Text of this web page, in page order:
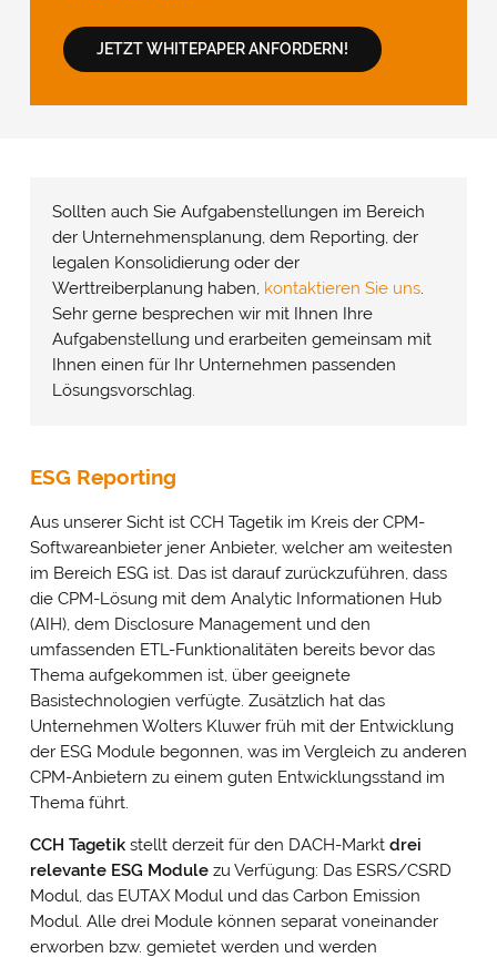
JETZT WHITEPAPER ANFORDERN!
Sollten auch Sie Aufgabenstellungen im Bereich
der Unternehmensplanung, dem Reporting, der
legalen Konsolidierung oder der
Werttreiberplanung haben, kontaktieren Sie uns.
Sehr gerne besprechen wir mit Ihnen Ihre
Aufgabenstellung und erarbeiten gemeinsam mit
Ihnen einen für Ihr Unternehmen passenden
Lösungsvorschlag.
ESG Reporting
Aus unserer Sicht ist CCH Tagetik im Kreis der CPM-
Softwareanbieter jener Anbieter, welcher am weitesten
im Bereich ESG ist. Das ist darauf zurückzuführen, dass
die CPM-Lösung mit dem Analytic Informationen Hub
(AIH), dem Disclosure Management und den
umfassenden ETL-Funktionalitäten bereits bevor das
Thema aufgekommen ist, über geeignete
Basistechnologien verfügte. Zusätzlich hat das
Unternehmen Wolters Kluwer früh mit der Entwicklung
der ESG Module begonnen, was im Vergleich zu anderen
CPM-Anbietern zu einem guten Entwicklungsstand im
Thema führt.
CCH Tagetikstellt derzeit für den DACH-Markt drei
relevante ESG Modulezu Verfügung: Das ESRS/CSRD
Modul, das EUTAX Modul und das Carbon Emission
Modul. Alle drei Module können separat voneinander
erworben bzw. gemietet werden und werden